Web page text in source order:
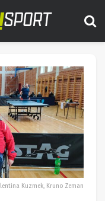
Kuzmek, Kruno Zeman